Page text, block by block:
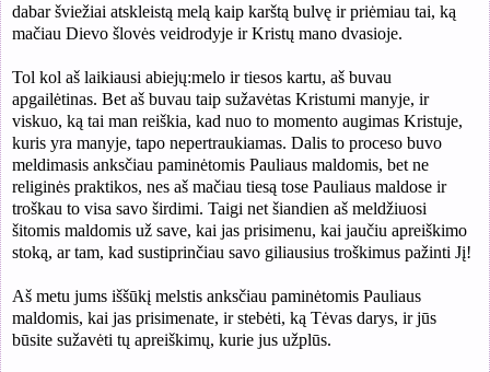
dabar šviežiai atskleistą melą kaip karštą bulvę ir priėmiau tai, ką
mačiau Dievo šlovės veidrodyje ir Kristų mano dvasioje.
Tol kol aš laikiausi abiejų:melo ir tiesos kartu, aš buvau
apgailėtinas. Bet aš buvau taip sužavėtas Kristumi manyje, ir
viskuo, ką tai man reiškia, kad nuo to momento augimas Kristuje,
kuris yra manyje, tapo nepertraukiamas. Dalis to proceso buvo
meldimasis anksčiau paminėtomis Pauliaus maldomis, bet ne
religinės praktikos, nes aš mačiau tiesą tose Pauliaus maldose ir
troškau to visa savo širdimi. Taigi net šiandien aš meldžiuosi
šitomis maldomis už save, kai jas prisimenu, kai jaučiu apreiškimo
stoką, ar tam, kad sustiprinčiau savo giliausius troškimus pažinti Jį!
Aš metu jums iššūkį melstis anksčiau paminėtomis Pauliaus
maldomis, kai jas prisimenate, ir stebėti, ką Tėvas darys, ir jūs
būsite sužavėti tų apreiškimų, kurie jus užplūs.